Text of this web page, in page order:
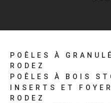
POÊLES À
RODEZ
POÊLES À BOIS
INSERTS ET
RODEZ